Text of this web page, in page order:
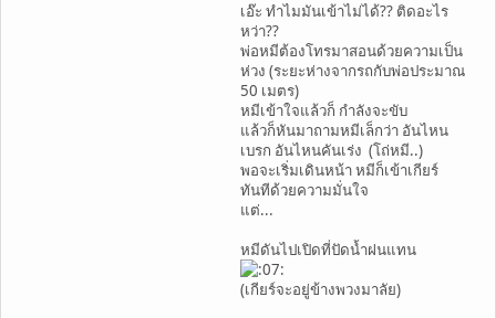
เอ๊ะ ทำไมมันเข้าไม่ได้?? ติดอะไร
หว่า??
พ่อหมีต้องโทรมาสอนด้วยความเป็น
ห่วง (ระยะห่างจากรถกับพ่อประมาณ
50 เมตร)
หมีเข้าใจแล้วก็ กำลังจะขับ
แล้วก็หันมาถามหมีเล็กว่า อันไหน
เบรก อันไหนคันเร่ง (โถ่หมี..)
พอจะเริ่มเดินหน้า หมีก็เข้าเกียร์
ทันทีด้วยความมั่นใจ
แต่...
หมีดันไปเปิดที่ปัดน้ำฝนแทน
(เกียร์จะอยู่ข้างพวงมาลัย)